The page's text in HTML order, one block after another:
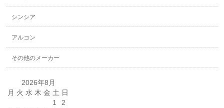
シンシア
アルコン
その他のメーカー
2026年8月
月 火 水 木 金 土 日
1
2